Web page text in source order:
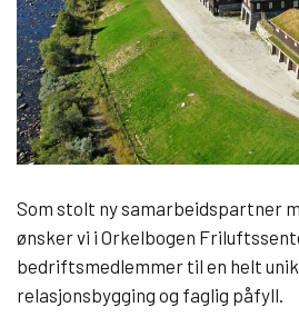
Som stolt ny samarbeidspartner
ønsker vi i Orkelbogen
bedriftsmedlemmer til en helt
relasjonsbygging og faglig påfyll.